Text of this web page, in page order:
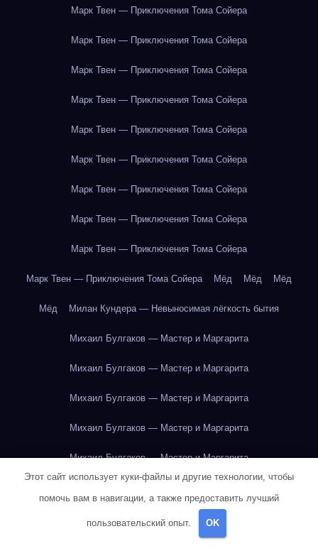
Марк Твен — Приключения Тома Сойера
Марк Твен — Приключения Тома Сойера
Марк Твен — Приключения Тома Сойера
Марк Твен — Приключения Тома Сойера
Марк Твен — Приключения Тома Сойера
Марк Твен — Приключения Тома Сойера
Марк Твен — Приключения Тома Сойера
Марк Твен — Приключения Тома Сойера
Марк Твен — Приключения Тома Сойера
Марк Твен — Приключения Тома Сойера Мёд Мёд Мёд
Мёд Милан Кундера — Невыносимая лёгкость бытия
Михаил Булгаков — Мастер и Маргарита
Михаил Булгаков — Мастер и Маргарита
Михаил Булгаков — Мастер и Маргарита
Михаил Булгаков — Мастер и Маргарита
Михаил Булгаков — Мастер и Маргарита
Михаил Булгаков — Мастер и Маргарита
Этот сайт использует куки-файлы и другие технологии, чтобы
помочь вам в навигации, а также предоставить лучший
пользовательский опыт. OK